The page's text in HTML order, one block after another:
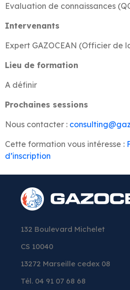
Evaluation de connaissances
Intervenants
Expert GAZOCEAN (Officier de
Lieu de formation
A définir
Prochaines sessions
Nous contacter :
Cette formation vous intéresse :
d’inscription
132 Boulevard Michelet
CS 10040
13272 Marseille cedex 08
Tél. 04 91 07 68 68